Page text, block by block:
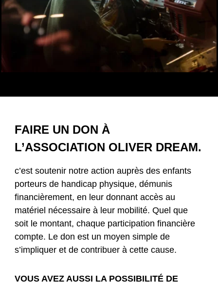
FAIRE UN DON À
L’ASSOCIATION OLIVER DREAM.
c’est soutenir notre action auprès des enfants
porteurs de handicap physique, démunis
financièrement, en leur donnant accès au
matériel nécessaire à leur mobilité. Quel que
soit le montant, chaque participation financière
compte. Le don est un moyen simple de
s’impliquer et de contribuer à cette cause.
VOUS AVEZ AUSSI LA POSSIBILITÉ DE